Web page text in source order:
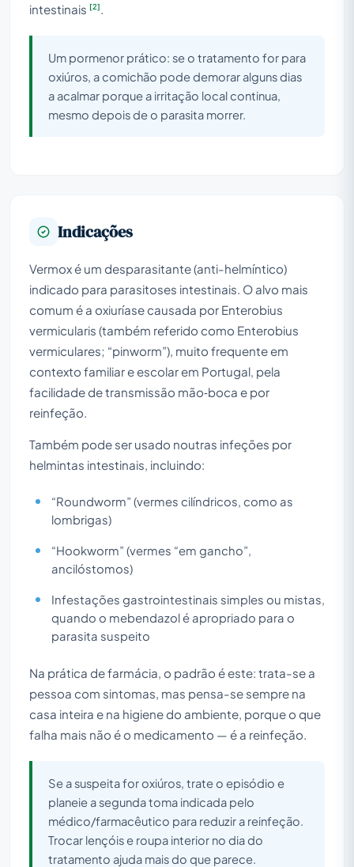
intestinais [2]
Um pormenor prático: se o tratamento for para
oxiúros, a comichão pode demorar alguns dias
a acalmar porque a irritação local continua,
mesmo depois de o parasita morrer.
Indicações
Vermox é um desparasitante (anti-helmíntico)
indicado para parasitoses intestinais. O alvo mais
comum é a oxiuríase causada por Enterobius
vermicularis (também referido como Enterobius
vermiculares; “pinworm”), muito frequente em
contexto familiar e escolar em Portugal, pela
facilidade de transmissão mão‑boca e por
reinfeção.
Também pode ser usado noutras infeções por
helmintas intestinais, incluindo:
“Roundworm” (vermes cilíndricos, como as
lombrigas)
“Hookworm” (vermes “em gancho”,
ancilóstomos)
Infestações gastrointestinais simples ou mistas,
quando o mebendazol é apropriado para o
parasita suspeito
Na prática de farmácia, o padrão é este: trata-se a
pessoa com sintomas, mas pensa-se sempre na
casa inteira e na higiene do ambiente, porque o que
falha mais não é o medicamento — é a reinfeção.
Se a suspeita for oxiúros, trate o episódio e
planeie a segunda toma indicada pelo
médico/farmacêutico para reduzir a reinfeção.
Trocar lençóis e roupa interior no dia do
tratamento ajuda mais do que parece.